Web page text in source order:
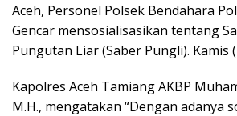
Aceh, Personel Polsek Bendahara
Gencar mensosialisasikan tentang
Pungutan Liar (Saber Pungli). Kamis
Kapolres Aceh Tamiang AKBP
M.H., mengatakan “Dengan adanya